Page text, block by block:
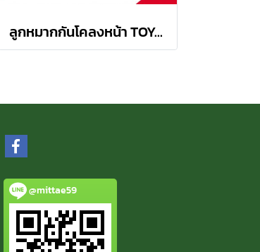
ลูกหมากกันโคลงหน้า TOYOTA AVANZA อเวนซ่า ปี 04-11ชุดช่วงล่าง TRW ราคาต่อคู่
@mittae59